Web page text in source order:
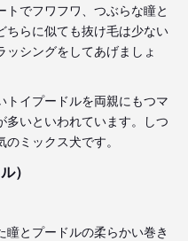
でフワフワ、つぶらな瞳と
ちらに似ても抜け毛は少ない
シングをしてあげましょ
イプードルを両親にもつマ
多いといわれています。しつ
ミックス犬です。
）
とプードルの柔らかい巻き